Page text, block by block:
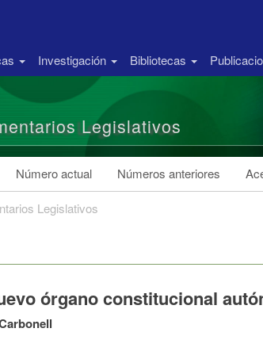
Investigación Bibliotecas
Legislativos
Número actual Números anteriores
Legislativos
órgano constitucional